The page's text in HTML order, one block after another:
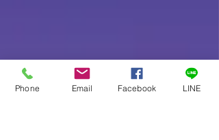
Phone Email Facebook LINE